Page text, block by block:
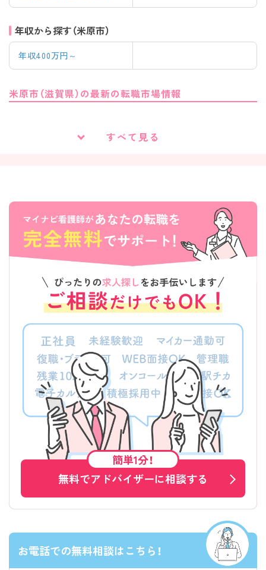
年収から探す（米原市）
年収400万円～
米原市（滋賀県）の最新の転職市場情報
口約3.7万人の町です。新幹線が通るため都市圏への交通アクセスがよ
多いです。
医療機関は病院はなく、クリニック数19施設となっていて、J's女性救命
クリニックや米原診療所などのクリニックが、地域医療を支えていま
求人は【夜勤なし】【マイカー通勤可・相談可】【施設（有料老人ホーム・老
健など）】などがあります。一つひとつの求人をチェックしながら希望に
合った求人を探してみてください。
※近隣の市区：
すべて見る
簡単1分！
無料でアドバイザーに相談する
お電話での無料相談はこちら！